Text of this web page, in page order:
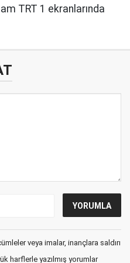
TRT 1 ekranlarında
veya imalar, inançlara saldırı
harflerle yazılmış yorumlar